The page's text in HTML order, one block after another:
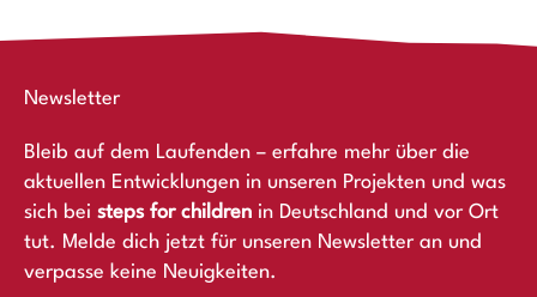
Newsletter
Bleib auf dem Laufenden – erfahre mehr über die
aktuellen Entwicklungen in unseren Projekten und was
sich bei steps for children in Deutschland und vor Ort
tut. Melde dich jetzt für unseren Newsletter an und
verpasse keine Neuigkeiten.